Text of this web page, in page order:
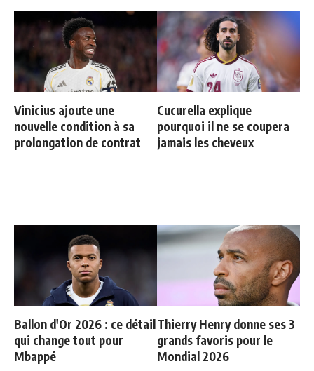
Vinicius ajoute une
nouvelle condition à sa
prolongation de contrat
Cucurella explique
pourquoi il ne se coupera
jamais les cheveux
Ballon d'Or 2026 : ce détail
qui change tout pour
Mbappé
Thierry Henry donne ses 3
grands favoris pour le
Mondial 2026